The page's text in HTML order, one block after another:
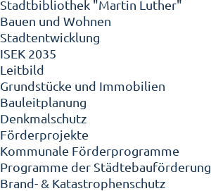
Stadtbibliothek "Martin Luther"
Bauen und Wohnen
Stadtentwicklung
ISEK 2035
Leitbild
Grundstücke und Immobilien
Bauleitplanung
Denkmalschutz
Förderprojekte
Kommunale Förderprogramme
Programme der Städtebauförderung
Brand- & Katastrophenschutz